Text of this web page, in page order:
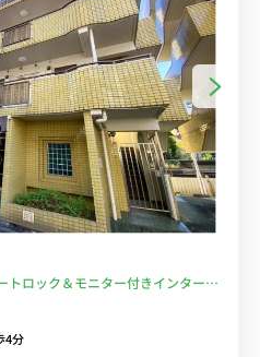
トロック＆モニター付きインターホ
タル中！
4分